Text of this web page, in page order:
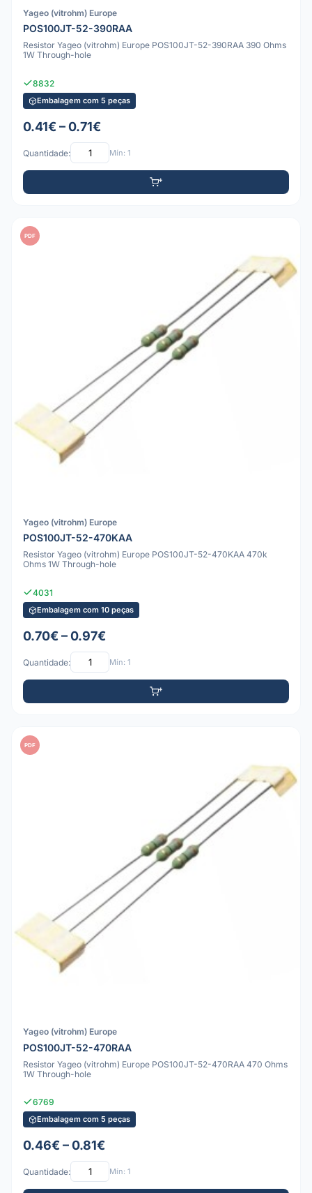
Yageo (vitrohm) Europe
POS100JT-52-390RAA
Resistor Yageo (vitrohm) Europe POS100JT-52-390RAA 390 Ohms
1W Through-hole
8832
Embalagem com 5 peças
0.41€ – 0.71€
Quantidade: Mín: 1
PDF
Yageo (vitrohm) Europe
POS100JT-52-470KAA
Resistor Yageo (vitrohm) Europe POS100JT-52-470KAA 470k
Ohms 1W Through-hole
4031
Embalagem com 10 peças
0.70€ – 0.97€
Quantidade: Mín: 1
PDF
Yageo (vitrohm) Europe
POS100JT-52-470RAA
Resistor Yageo (vitrohm) Europe POS100JT-52-470RAA 470 Ohms
1W Through-hole
6769
Embalagem com 5 peças
0.46€ – 0.81€
Quantidade: Mín: 1